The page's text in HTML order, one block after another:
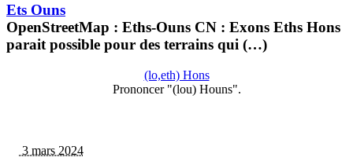
Ets Ouns
OpenStreetMap : Eths-Ouns CN : Exons Eths Hons
parait possible pour des terrains qui (…)
(lo,eth) Hons
Prononcer "(lou) Houns".
3 mars 2024